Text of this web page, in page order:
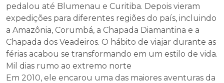
pedalou até Blumenau e Curitiba. Depois vieram
expedições para diferentes regiões do país, incluindo
a Amazônia, Corumbá, a Chapada Diamantina e a
Chapada dos Veadeiros. O hábito de viajar durante as
férias acabou se transformando em um estilo de vida.
Mil dias rumo ao extremo norte
Em 2010, ele encarou uma das maiores aventuras da